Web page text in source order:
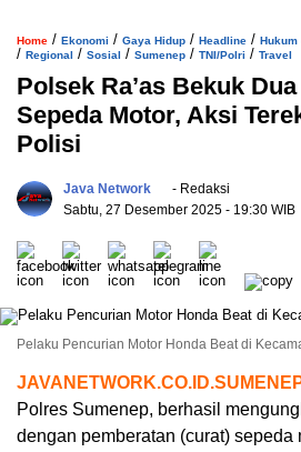
Home / Ekonomi / Gaya Hidup / Headline / Hukum
/ Regional / Sosial / Sumenep / TNI/Polri / Travel
Polsek Ra’as Bekuk
Sepeda Motor, Aksi
Polisi
Java Network
- Redaksi
Sabtu, 27 Desember 2025 - 19:30 WIB
Pelaku Pencurian Motor Honda Beat di
Polres Sumenep, berhasil
dengan pemberatan (curat) sepeda